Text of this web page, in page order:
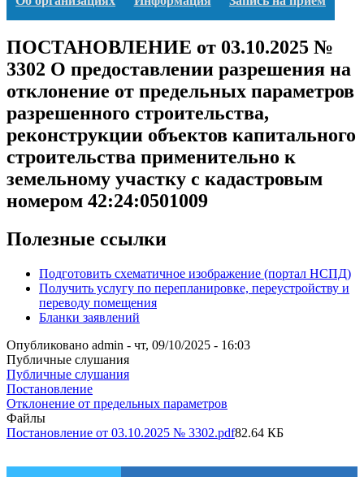
ПОСТАНОВЛЕНИЕ от 03.10.2025 №
3302 О предоставлении разрешения на
отклонение от предельных параметров
разрешенного строительства,
реконструкции объектов капитального
строительства применительно к
земельному участку с кадастровым
номером 42:24:0501009
Полезные ссылки
Подготовить схематичное изображение (портал НСПД)
Получить услугу по перепланировке, переустройству и
переводу помещения
Бланки заявлений
Опубликовано admin - чт, 09/10/2025 - 16:03
Публичные слушания
Публичные слушания
Постановление
Отклонение от предельных параметров
Файлы
Постановление от 03.10.2025 № 3302.pdf82.64 КБ